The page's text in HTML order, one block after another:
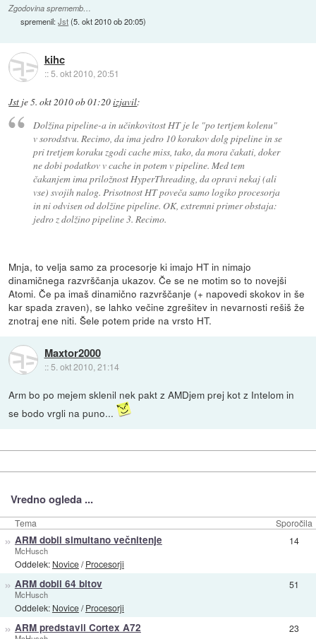
Zgodovina sprememb…
spremenil:Jst(5. okt 2010 ob 20:05)
kihc
::5. okt 2010, 20:51
Jst je5. okt 2010 ob 01:20izjavil:
Dolžina pipeline-a in učinkovitost HT je le "po tertjem kolenu"
v sorodstvu. Recimo, da ima jedro 10 korakov dolg pipeline in se
pri tretjem koraku zgodi cache miss, tako, da mora čakati, doker
ne dobi podatkov v cache in potem v pipeline. Med tem
čakanjem ima priložnost HyperThreading, da opravi nekaj (ali
vse) svojih nalog. Prisotnost HT poveča samo logiko procesorja
in ni odvisen od dolžine pipeline. OK, extremni primer obstaja:
jedro z dolžino pipeline 3. Recimo.
Mnja, to velja samo za procesorje ki imajo HT in nimajo
dinamičnega razvrščanja ukazov. Če se ne motim so to novejši
Atomi. Če pa imaš dinamično razvrščanje (+ napovedi skokov in še
kar spada zraven), se lahko večine zgrešitev in nevarnosti rešiš že
znotraj ene niti. Šele potem pride na vrsto HT.
Maxtor2000
:: 5. okt 2010, 21:14
Arm bo po mejem sklenil nek pakt z AMDjem prej kot z Intelom in
se bodo vrgli na puno...
Vredno ogleda ...
Tema Sporočila
» ARM dobil simultano večnitenje
McHusch
Oddelek: Novice/Procesorji
14
» ARM dobil 64 bitov
McHusch
Oddelek: Novice/Procesorji
51
» ARM predstavil Cortex A72 23